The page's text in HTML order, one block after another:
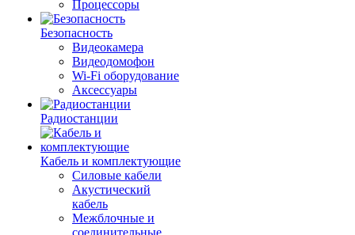
Процессоры
Безопасность
Видеокамера
Видеодомофон
Wi-Fi оборудование
Аксессуары
Радиостанции
Кабель и комплектующие
Силовые кабели
Акустический
кабель
Межблочные и
соединительные